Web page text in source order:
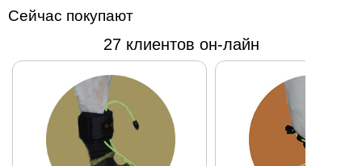
чихуахуа
Watermelon
любую
окантовка
талии и низа
Сейчас покупают
27 клиентов он-лайн